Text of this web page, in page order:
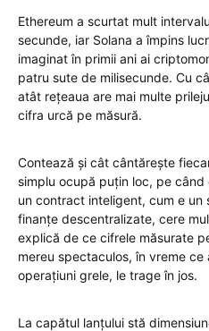
Ethereum a scurtat mult
secunde, iar Solana a împins
imaginat în primii ani ai
patru sute de milisecunde. Cu
atât rețeaua are mai multe
cifra urcă pe măsură.
Contează și cât cântărește
simplu ocupă puțin loc, pe
un contract inteligent, cum e
finanțe descentralizate, cere
explică de ce cifrele măsurate
mereu spectaculos, în vreme
operațiuni grele, le trage în jos.
La capătul lanțului stă